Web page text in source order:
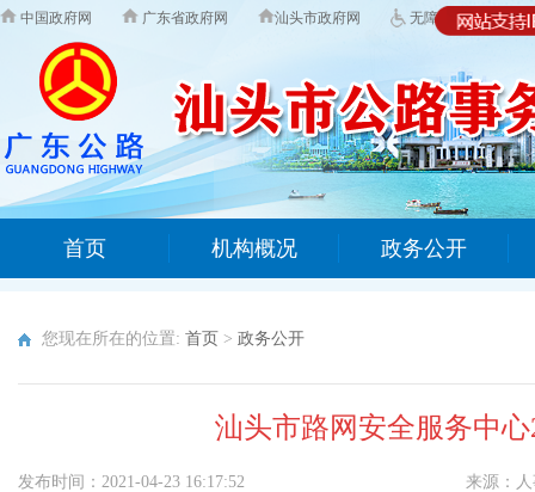
中国政府网 广东省政府网 汕头市政府网 无障碍版
首页 机构概况 政务公开
您现在所在的位置: 首页 > 政务公开
汕头市路网安全服务中
发布时间：2021-04-23 16:17:52 来源：